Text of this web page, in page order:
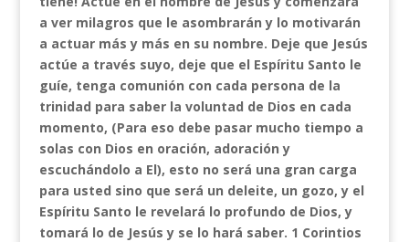
a ver milagros que le asombrarán y lo motivarán
a actuar más y más en su nombre. Deje que Jesús
actúe a través suyo, deje que el Espíritu Santo le
guíe, tenga comunión con cada persona de la
trinidad para saber la voluntad de Dios en cada
momento, (Para eso debe pasar mucho tiempo a
solas con Dios en oración, adoración y
escuchándolo a El), esto no será una gran carga
para usted sino que será un deleite, un gozo, y el
Espíritu Santo le revelará lo profundo de Dios, y
tomará lo de Jesús y se lo hará saber. 1 Corintios